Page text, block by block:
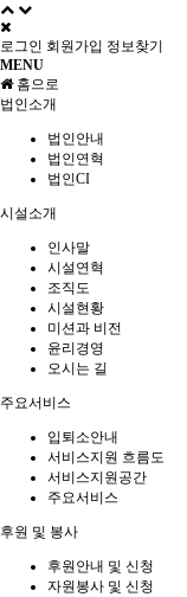
로그인 회원가입 정보찾기
MENU
홈으로
법인소개
법인안내
법인연혁
법인CI
시설소개
인사말
시설연혁
조직도
시설현황
미션과 비전
윤리경영
오시는 길
주요서비스
입퇴소안내
서비스지원 흐름도
서비스지원공간
주요서비스
후원 및 봉사
후원안내 및 신청
자원봉사 및 신청